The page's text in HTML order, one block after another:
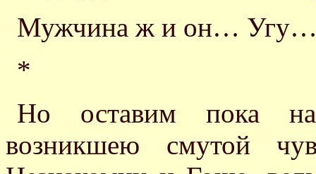
Мужчина ж и он…
*
Но оставим пока
возникшею смутой